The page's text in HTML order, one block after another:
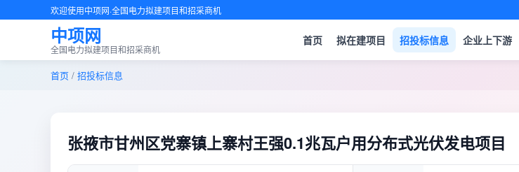
欢迎使用中项网·全国电力拟建项目和招采商机
中项网
全国电力拟建项目和招采商机
首页 拟在建项目 招投标信息 企业上下游
首页 / 招投标信息
张掖市甘州区党寨镇上寨村王强0.1兆瓦户用分布式光伏发电项目